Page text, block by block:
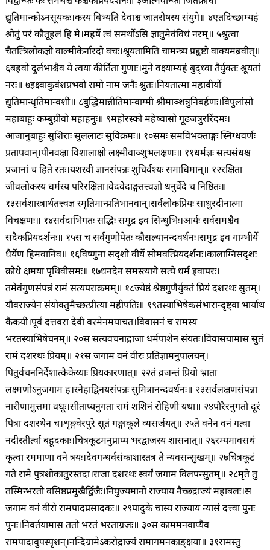
द्युतिमान्कोऽनसूयकः।कस्य बिभ्यति देवाश्च जातरोषस्य संयुगे॥ ४एतदिच्छाम्यहं
श्रोतुं परं कौतूहलं हि मे।महर्षे त्वं समर्थोऽसि ज्ञातुमेवंविधं नरम्॥ ५श्रुत्वा
चैतत्त्रिलोकज्ञो वाल्मीकेर्नारदो वचः।श्रूयतामिति चामन्त्र्य प्रहृष्टो वाक्यमब्रवीत्॥
६बहवो दुर्लभाश्चैव ये त्वया कीर्तिता गुणाः।मुने वक्ष्याम्यहं बुद्ध्वा तैर्युक्तः श्रूयतां
नरः॥ ७इक्ष्वाकुवंशप्रभवो रामो नाम जनैः श्रुतः।नियतात्मा महावीर्यो
द्युतिमान्धृतिमान्वशी॥ ८बुद्धिमान्नीतिमान्वाग्मी श्रीमाञ्शत्रुनिबर्हणः।विपुलांसो
महाबाहुः कम्बुग्रीवो महाहनुः॥ ९महोरस्को महेष्वासो गूढजत्रुररिंदमः।
आजानुबाहुः सुशिराः सुललाटः सुविक्रमः॥ १०समः समविभक्ताङ्गः स्निग्धवर्णः
प्रतापवान्।पीनवक्षा विशालाक्षो लक्ष्मीवाञ्शुभलक्षणः॥ ११धर्मज्ञः सत्यसंधश्च
प्रजानां च हिते रतः।यशस्वी ज्ञानसंपन्नः शुचिर्वश्यः समाधिमान्॥ १२रक्षिता
जीवलोकस्य धर्मस्य परिरक्षिता।वेदवेदाङ्गतत्त्वज्ञो धनुर्वेदे च निष्ठितः॥
१३सर्वशास्त्रार्थतत्त्वज्ञ स्मृतिमान्प्रतिभानवान्।सर्वलोकप्रियः साधुरदीनात्मा
विचक्षणः॥ १४सर्वदाभिगतः सद्भिः समुद्र इव सिन्धुभिः।आर्यः सर्वसमश्चैव
सदैकप्रियदर्शनः॥ १५स च सर्वगुणोपेतः कौसल्यानन्दवर्धनः।समुद्र इव गाम्भीर्ये
धैर्येण हिमवानिव॥ १६विष्णुना सदृशो वीर्ये सोमवत्प्रियदर्शनः।कालाग्निसदृशः
क्रोधे क्षमया पृथिवीसमः॥ १७धनदेन समस्त्यागे सत्ये धर्म इवापरः।
तमेवंगुणसंपन्नं रामं सत्यपराक्रमम्॥ १८ज्येष्ठं श्रेष्ठगुणैर्युक्तं प्रियं दशरथः सुतम्।
यौवराज्येन संयोक्तुमैच्छत्प्रीत्या महीपतिः॥ १९तस्याभिषेकसंभारान्दृष्ट्वा भार्याथ
कैकयी।पूर्वं दत्तवरा देवी वरमेनमयाचत।विवासनं च रामस्य
भरतस्याभिषेचनम्॥ २०स सत्यवचनाद्राजा धर्मपाशेन संयतः।विवासयामास सुतं
रामं दशरथः प्रियम्॥ २१स जगाम वनं वीरः प्रतिज्ञामनुपालयन्।
पितुर्वचननिर्देशात्कैकेय्याः प्रियकारणात्॥ २२तं व्रजन्तं प्रियो भ्राता
लक्ष्मणोऽनुजगाम ह।स्नेहाद्विनयसंपन्नः सुमित्रानन्दवर्धनः॥ २३सर्वलक्षणसंपन्ना
नारीणामुत्तमा वधूः।सीताप्यनुगता रामं शशिनं रोहिणी यथा॥ २४पौरैरनुगतो दूरं
पित्रा दशरथेन च।शृङ्गवेरपुरे सूतं गङ्गाकूले व्यसर्जयत्॥ २५ते वनेन वनं गत्वा
नदीस्तीर्त्वा बहूदकाः।चित्रकूटमनुप्राप्य भरद्वाजस्य शासनात्॥ २६रम्यमावसथं
कृत्वा रममाणा वने त्रयः।देवगन्धर्वसंकाशास्तत्र ते न्यवसन्सुखम्॥ २७चित्रकूटं
गते रामे पुत्रशोकातुरस्तदा।राजा दशरथः स्वर्गं जगाम विलपन्सुतम्॥ २८मृते तु
तस्मिन्भरतो वसिष्ठप्रमुखैर्द्विजैः।नियुज्यमानो राज्याय नैच्छद्राज्यं महाबलः।स
जगाम वनं वीरो रामपादप्रसादकः॥ २९पादुके चास्य राज्याय न्यासं दत्त्वा पुनः
पुनः।निवर्तयामास ततो भरतं भरताग्रजः॥ ३०स काममनवाप्यैव
रामपादावुपस्पृशन्।नन्दिग्रामेऽकरोद्राज्यं रामागमनकाङ्क्षया॥ ३१रामस्तु